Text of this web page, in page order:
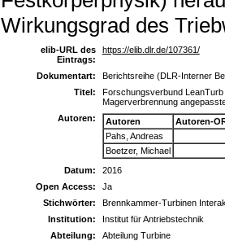
Wirkungsgrad des
elib-URL des
Eintrags:
https://elib.dlr.de/107361/
Dokumentart:
Berichtsreihe (DLR-Interner
Titel:
Forschungsverbund
Magerverbrennung
Autoren:
Autoren
Autoren-
Pahs, Andreas
Boetzer, Michael
Datum:
2016
Open Access:
Ja
Stichwörter:
Brennkammer-Turbinen
Institution:
Institut für Antriebstechnik
Abteilung:
Abteilung Turbine